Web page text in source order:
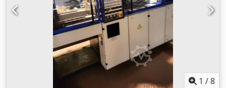
1 /8